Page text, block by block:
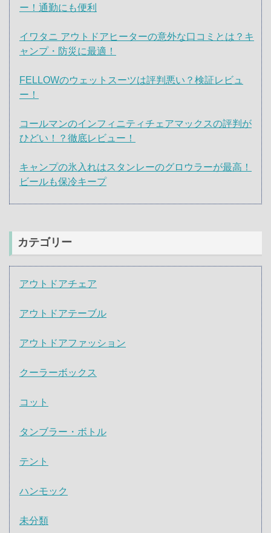
ー！通勤にも便利
イワタニ アウトドアヒーターの意外な口コミとは？キ
ャンプ・防災に最適！
FELLOWのウェットスーツは評判悪い？検証レビュ
ー！
コールマンのインフィニティチェアマックスの評判が
ひどい！？徹底レビュー！
キャンプの氷入れはスタンレーのグロウラーが最高！
ビールも保冷キープ
カテゴリー
アウトドアチェア
アウトドアテーブル
アウトドアファッション
クーラーボックス
コット
タンブラー・ボトル
テント
ハンモック
未分類